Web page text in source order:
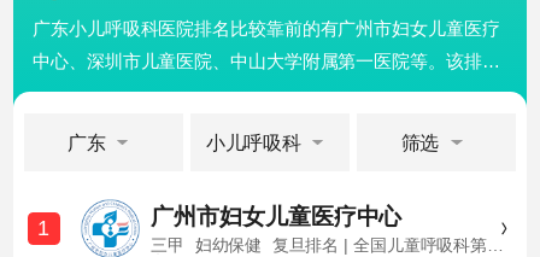
广东小儿呼吸科医院排名比较靠前的有广州市妇女儿童医疗
中心、深圳市儿童医院、中山大学附属第一医院等。该排名
是基于复旦版医院专科榜，省市卫健委、卫生部，以及医院
话咨询和挂号服务。
广东 小儿呼吸科 筛选
1 广州市妇女儿童医疗中心
三甲 妇幼保健
复旦排名 | 全国儿童呼吸科第8